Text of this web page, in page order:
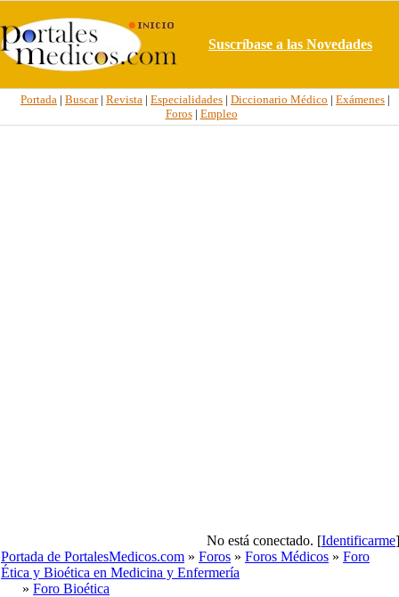
Suscríbase a las Novedades
Portada | Buscar| Revista | Especialidades | Diccionario Médico | Exámenes |
Foros| Empleo
No está conectado. [Identificarme]
Portada de PortalesMedicos.com » Foros » Foros Médicos » Foro
Ética y Bioética en Medicina y Enfermería
» Foro Bioética